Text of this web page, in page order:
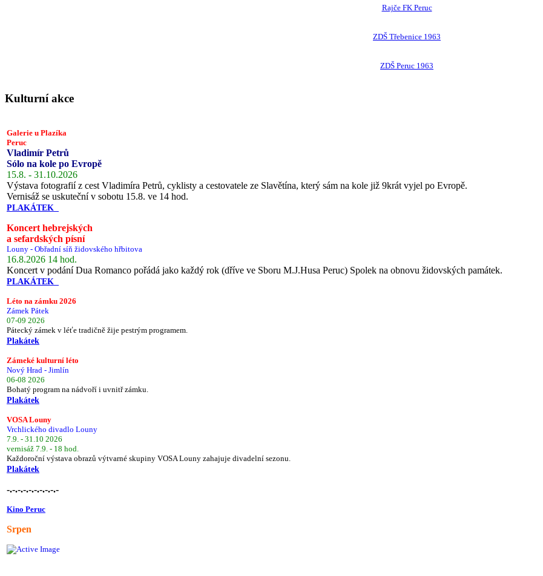
Rajče FK Peruc
ZDŠ Třebenice 1963
ZDŠ Peruc 1963
Kulturní akce
Galerie u Plazíka
Peruc
Vladimír Petrů
Sólo na kole po Evropě
15.8. - 31.10.2026
Výstava fotografií z cest Vladimíra Petrů, cyklisty a cestovatele ze Slavětína, který sám na kole již 9krát vyjel po Evropě.
Vernisáž se uskuteční v sobotu 15.8. ve 14 hod.
PLAKÁTEK
Koncert hebrejských
a sefardských písní
Louny - Obřadní síň židovského hřbitova
16.8.2026 14 hod.
Koncert v podání Dua Romanco pořádá jako každý rok (dříve ve Sboru M.J.Husa Peruc) Spolek na obnovu židovských památek.
PLAKÁTEK
Léto na zámku 2026
Zámek Pátek
07-09 2026
Pátecký zámek v léťe tradičně žije pestrým programem.
Plakátek
Zámeké kulturní léto
Nový Hrad - Jimlín
06-08 2026
Bohatý program na nádvoří i uvnitř zámku.
Plakátek
VOSA Louny
Vrchlického divadlo Louny
7.9. - 31.10 2026
vernisáž 7.9. - 18 hod.
Každoroční výstava obrazů výtvarné skupiny VOSA Louny zahajuje divadelní sezonu.
Plakátek
-.-.-.-.-.-.-.-.-.-
Kino Peruc
Srpen